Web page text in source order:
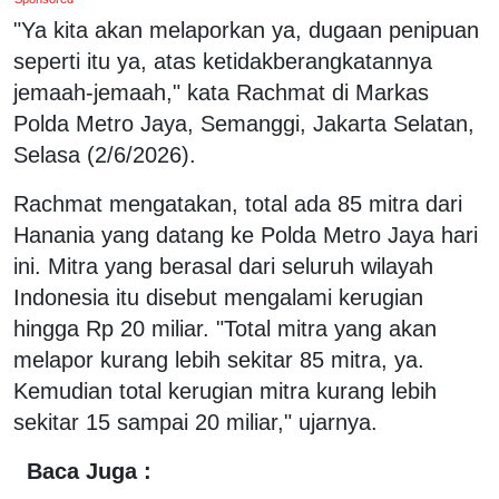
"Ya kita akan melaporkan ya, dugaan penipuan
seperti itu ya, atas ketidakberangkatannya
jemaah-jemaah," kata Rachmat di Markas
Polda Metro Jaya, Semanggi, Jakarta Selatan,
Selasa (2/6/2026).
Rachmat mengatakan, total ada 85 mitra dari
Hanania yang datang ke Polda Metro Jaya hari
ini. Mitra yang berasal dari seluruh wilayah
Indonesia itu disebut mengalami kerugian
hingga Rp 20 miliar. "Total mitra yang akan
melapor kurang lebih sekitar 85 mitra, ya.
Kemudian total kerugian mitra kurang lebih
sekitar 15 sampai 20 miliar," ujarnya.
Baca Juga :